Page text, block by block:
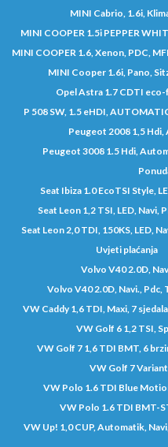
MINI Cabrio, 1.6i,
MINI COOPER 1.5i PEPPER
MINI COOPER 1.6, Xenon, PDC,
MINI Cooper 1.6i, Pano,
Opel Astra 1.7 CDTI eco-
P 508 SW, 1.5 eHDI,
Peugeot 2008 1,5 Hdi,
Peugeot 3008 1.5 Hdi,
Seat Ibiza 1.0 EcoTSI Style,
Seat Leon 1,2 TSI, LED, Navi,
Seat Leon 2,0 TDI, 150KS, LED,
Uvjeti plaćanja
Volvo V40 2.0D,
Volvo V40 2.0D, Navi., Pdc,
VW Caddy 1,6 TDI, Maxi, 7
VW Golf 6 1,2 TSI,
VW Golf 7 1,6 TDI BMT, 6
VW Golf 7
VW Polo 1.6 TDI Blue
VW Polo 1.6 TDI BMT-
VW Up! 1,0 CUP, Automatik,